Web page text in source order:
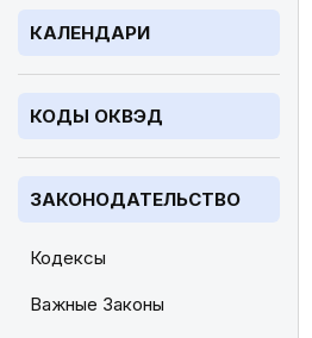
КАЛЕНДАРИ
КОДЫ ОКВЭД
ЗАКОНОДАТЕЛЬСТВО
Кодексы
Важные Законы